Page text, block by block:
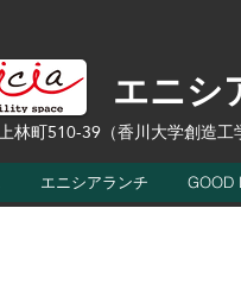
エニシ
林町510-39（香川大学創造工
エニシアランチ GOOD